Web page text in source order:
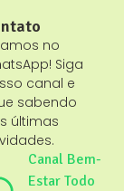
no
Siga
canal e
sabendo
últimas
Canal Bem-
Estar Todo